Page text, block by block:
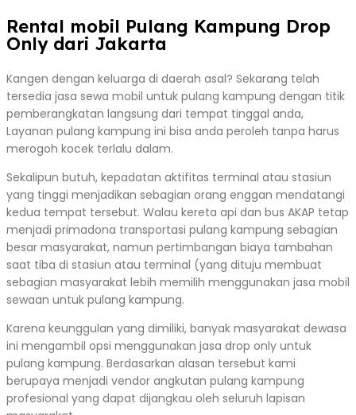
Rental mobil Pulang Kampung Drop
Only dari Jakarta
Kangen dengan keluarga di daerah asal? Sekarang telah
tersedia jasa sewa mobil untuk pulang kampung dengan titik
pemberangkatan langsung dari tempat tinggal anda,
Layanan pulang kampung ini bisa anda peroleh tanpa harus
merogoh kocek terlalu dalam.
Sekalipun butuh, kepadatan aktifitas terminal atau stasiun
yang tinggi menjadikan sebagian orang enggan mendatangi
kedua tempat tersebut. Walau kereta api dan bus AKAP tetap
menjadi primadona transportasi pulang kampung sebagian
besar masyarakat, namun pertimbangan biaya tambahan
saat tiba di stasiun atau terminal (yang dituju membuat
sebagian masyarakat lebih memilih menggunakan jasa mobil
sewaan untuk pulang kampung.
Karena keunggulan yang dimiliki, banyak masyarakat dewasa
ini mengambil opsi menggunakan jasa drop only untuk
pulang kampung. Berdasarkan alasan tersebut kami
berupaya menjadi vendor angkutan pulang kampung
profesional yang dapat dijangkau oleh seluruh lapisan